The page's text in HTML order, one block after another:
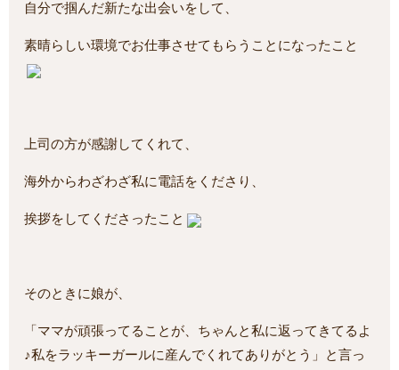
自分で掴んだ新たな出会いをして、
素晴らしい環境でお仕事させてもらうことになったこと
上司の方が感謝してくれて、
海外からわざわざ私に電話をくださり、
挨拶をしてくださったこと
そのときに娘が、
「ママが頑張ってることが、ちゃんと私に返ってきてるよ
♪私をラッキーガールに産んでくれてありがとう」と言っ